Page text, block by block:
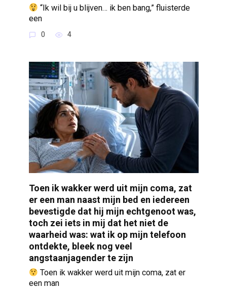
“Ik wil bij u blijven… ik ben bang,” fluisterde
een
0 4
Toen ik wakker werd uit mijn coma, zat
er een man naast mijn bed en iedereen
bevestigde dat hij mijn echtgenoot was,
toch zei iets in mij dat het niet de
waarheid was: wat ik op mijn telefoon
ontdekte, bleek nog veel
angstaanjagender te zijn
Toen ik wakker werd uit mijn coma, zat er
een man